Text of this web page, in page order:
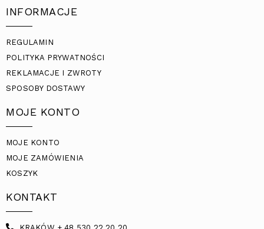
INFORMACJE
REGULAMIN
POLITYKA PRYWATNOŚCI
REKLAMACJE I ZWROTY
SPOSOBY DOSTAWY
MOJE KONTO
MOJE KONTO
MOJE ZAMÓWIENIA
KOSZYK
KONTAKT